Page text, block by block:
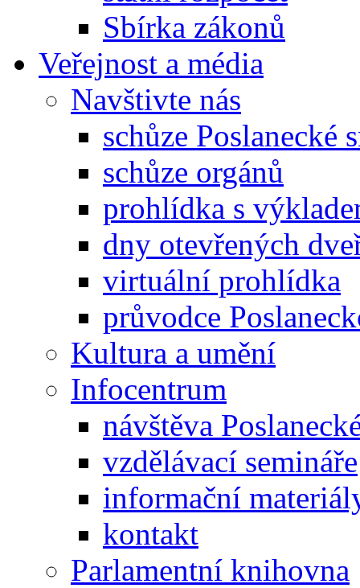
Sbírka zákonů
Veřejnost a média
Navštivte nás
schůze Poslanecké
schůze orgánů
prohlídka s
dny otevřených
virtuální prohlídka
průvodce
Kultura a umění
Infocentrum
návštěva
vzdělávací semináře
informační
kontakt
Parlamentní knihovna